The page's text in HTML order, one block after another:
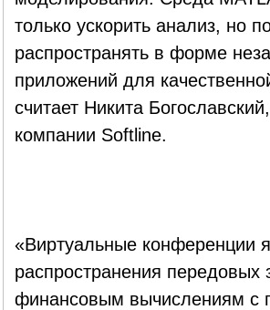
только ускорить анализ, но
распространять в форме
приложений для
считает Никита
компании Softline.
«Виртуальные конференции
распространения
финансовым вычислениям с